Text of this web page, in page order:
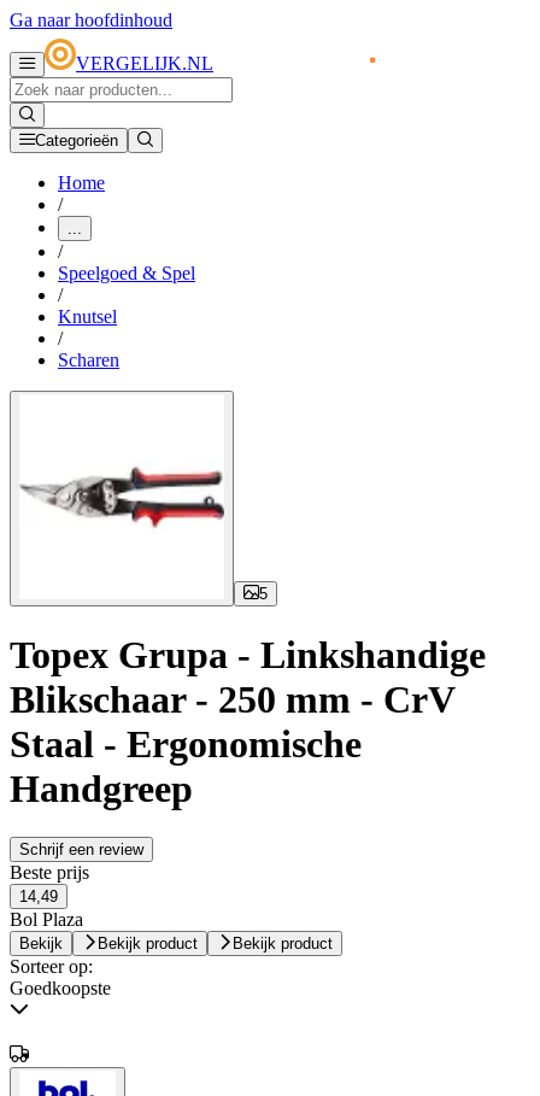
Ga naar hoofdinhoud
VERGELIJK.NL
Categorieën
Home
/
...
/
Speelgoed & Spel
/
Knutsel
/
Scharen
5
Topex Grupa - Linkshandige
Blikschaar - 250 mm - CrV
Staal - Ergonomische
Handgreep
Schrijf een review
Beste prijs
14,49
Bol Plaza
Bekijk Bekijk product Bekijk product
Sorteer op:
Goedkoopste